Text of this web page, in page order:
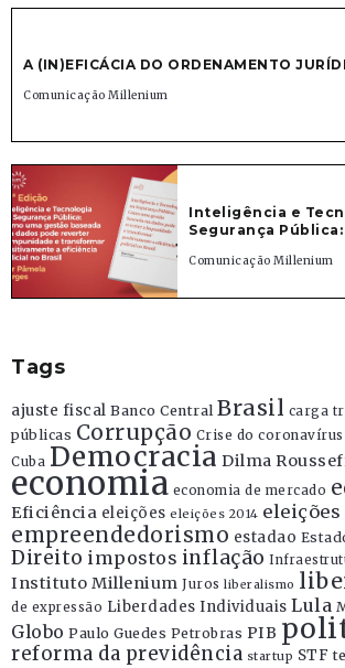
A (IN)EFICÁCIA DO ORDENAMENTO
Comunicação Millenium
Inteligência e
Segurança Pública:
Comunicação Millenium
Tags
ajuste fiscal Banco Central Brasil carga
públicas Corrupção Crise do coronavírus
Cuba Democracia Dilma
economia economia de mercado
Eficiência eleições eleições 2014 eleições
empreendedorismo estadao
Direito impostos inflação
Instituto Millenium Juros liberalismo
de expressão Liberdades Individuais Lula
Globo Paulo Guedes Petrobras PIB
reforma da previdência startup STF